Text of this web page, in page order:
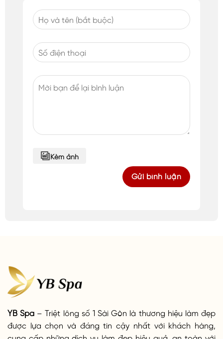
Kèm ảnh
YB Spa – Triệt lông số 1 Sài Gòn là thương hiệu làm đẹp
được lựa chọn và đáng tin cậy nhất với khách hàng,
cung cấp những dịch vụ làm đẹp hiệu quả, an toàn với